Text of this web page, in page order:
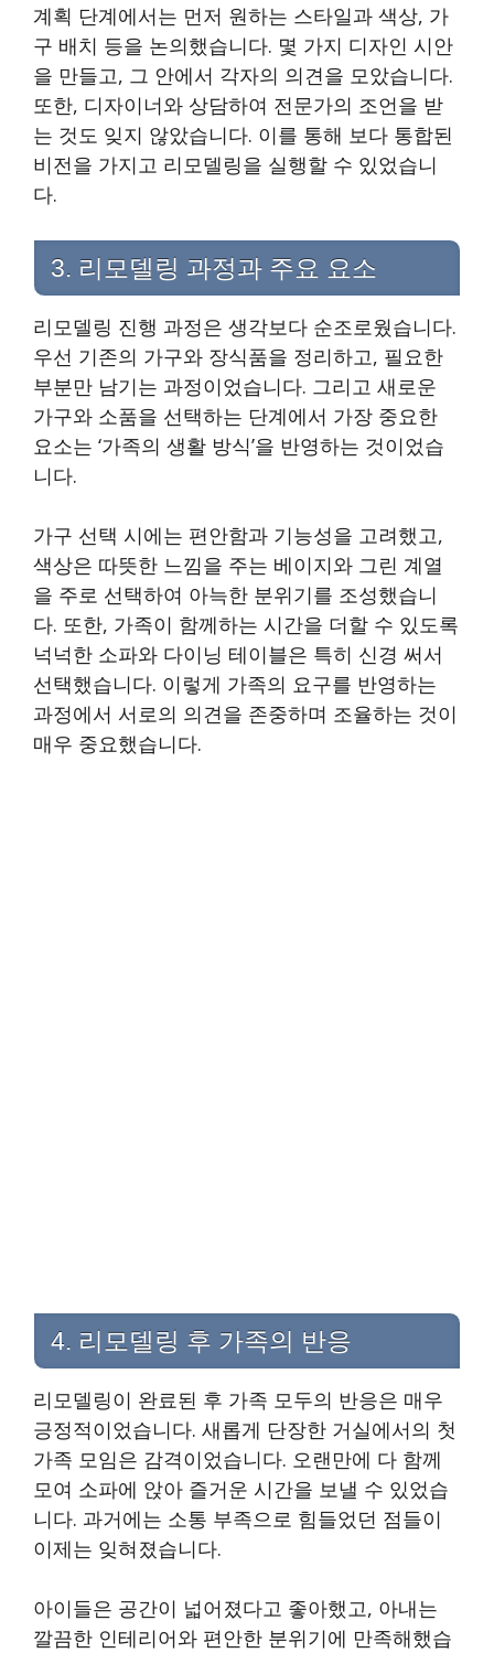
계획 단계에서는 먼저 원하는 스타일과 색상, 가
구 배치 등을 논의했습니다. 몇 가지 디자인 시안
을 만들고, 그 안에서 각자의 의견을 모았습니다.
또한, 디자이너와 상담하여 전문가의 조언을 받
는 것도 잊지 않았습니다. 이를 통해 보다 통합된
비전을 가지고 리모델링을 실행할 수 있었습니
다.
3. 리모델링 과정과 주요 요소
리모델링 진행 과정은 생각보다 순조로웠습니다.
우선 기존의 가구와 장식품을 정리하고, 필요한
부분만 남기는 과정이었습니다. 그리고 새로운
가구와 소품을 선택하는 단계에서 가장 중요한
요소는 ‘가족의 생활 방식’을 반영하는 것이었습
니다.
가구 선택 시에는 편안함과 기능성을 고려했고,
색상은 따뜻한 느낌을 주는 베이지와 그린 계열
을 주로 선택하여 아늑한 분위기를 조성했습니
다. 또한, 가족이 함께하는 시간을 더할 수 있도록
넉넉한 소파와 다이닝 테이블은 특히 신경 써서
선택했습니다. 이렇게 가족의 요구를 반영하는
과정에서 서로의 의견을 존중하며 조율하는 것이
매우 중요했습니다.
4. 리모델링 후 가족의 반응
리모델링이 완료된 후 가족 모두의 반응은 매우
긍정적이었습니다. 새롭게 단장한 거실에서의 첫
가족 모임은 감격이었습니다. 오랜만에 다 함께
모여 소파에 앉아 즐거운 시간을 보낼 수 있었습
니다. 과거에는 소통 부족으로 힘들었던 점들이
이제는 잊혀졌습니다.
아이들은 공간이 넓어졌다고 좋아했고, 아내는
깔끔한 인테리어와 편안한 분위기에 만족해했습